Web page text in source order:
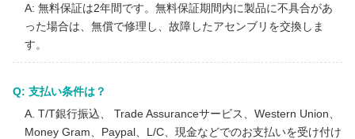
A: 無料保証は2年間です。無料保証期間内に製品に不具合があ
った場合は、無償で修理し、故障したアセンブリを交換しま
す。
Q: 支払い条件は？
A. T/T銀行振込、 Trade Assuranceサービス、Western Union、
Money Gram、Paypal、L/C、現金などでのお支払いを受け付け